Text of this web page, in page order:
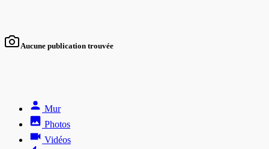
Aucune publication trouvée
Mur
Photos
Vidéos